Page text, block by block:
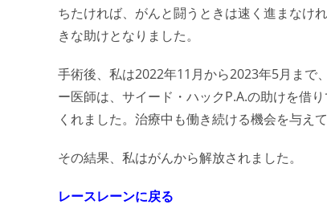
ちたければ、がんと闘うときは速く進まなけ
きな助けとなりました。
手術後、私は2022年11月から2023年5月まで
ー医師は、サイード・ハックP.A.の助けを借
くれました。治療中も働き続ける機会を与え
その結果、私はがんから解放されました。
レースレーンに戻る